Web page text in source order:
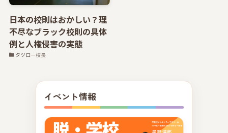
日本の校則はおかしい？理
不尽なブラック校則の具体
例と人権侵害の実態
タツロー校長
イベント情報